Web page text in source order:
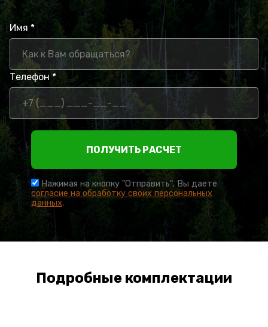
Имя *
Телефон *
ПОЛУЧИТЬ РАСЧЕТ
Нажимая на кнопку "Отправить", Вы даете
согласие на обработку своих персональных
данных.
Подробные комплектации